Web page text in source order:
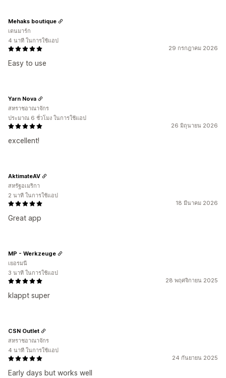
29 กรกฎาคม 2026
Easy to use
Mehaks boutique
เดนมาร์ก
4 นาที ในการใช้แอป
26 มิถุนายน 2026
excellent!
Yarn Nova
สหราชอาณาจักร
ประมาณ 6 ชั่วโมง ในการใช้แอป
18 มีนาคม 2026
Great app
AktimateAV
สหรัฐอเมริกา
2 นาที ในการใช้แอป
28 พฤศจิกายน 2025
klappt super
MP - Werkzeuge
เยอรมนี
3 นาที ในการใช้แอป
24 กันยายน 2025
Early days but works well
CSN Outlet
สหราชอาณาจักร
4 นาที ในการใช้แอป